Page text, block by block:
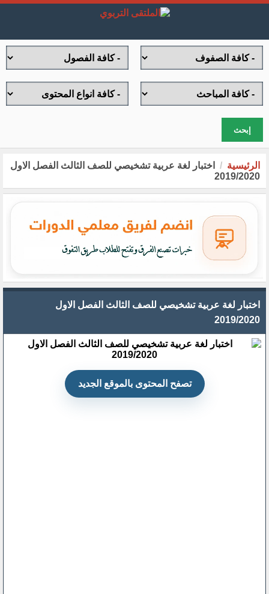
إبحث
الرئيسية
اختبار لغة عربية تشخيصي للصف الثالث الفصل الاول
2019/2020
اختبار لغة عربية تشخيصي للصف الثالث الفصل الاول
2019/2020
تصفح المحتوى بالموقع الجديد